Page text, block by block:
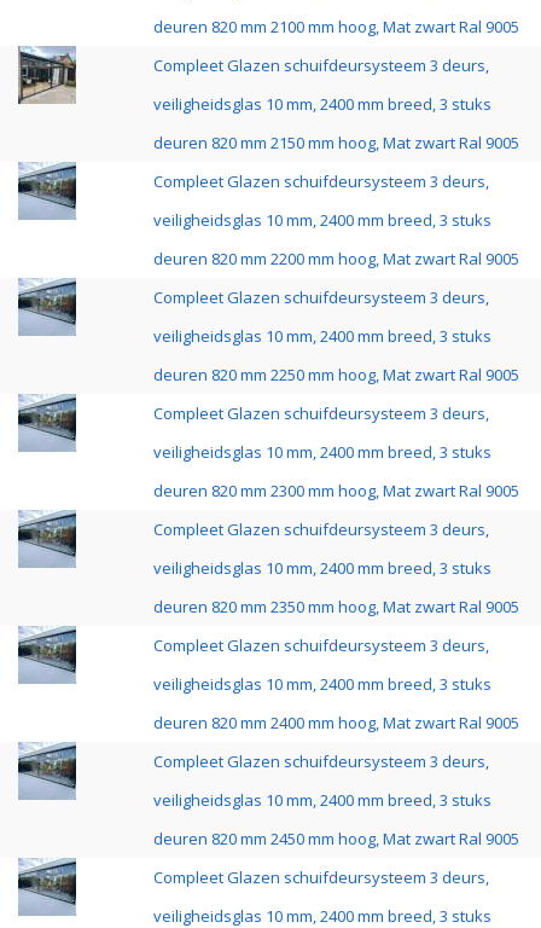
deuren 820 mm 2100 mm hoog, Mat zwart Ral 9005
Compleet Glazen schuifdeursysteem 3 deurs,
veiligheidsglas 10 mm, 2400 mm breed, 3 stuks
deuren 820 mm 2150 mm hoog, Mat zwart Ral 9005
Compleet Glazen schuifdeursysteem 3 deurs,
veiligheidsglas 10 mm, 2400 mm breed, 3 stuks
deuren 820 mm 2200 mm hoog, Mat zwart Ral 9005
Compleet Glazen schuifdeursysteem 3 deurs,
veiligheidsglas 10 mm, 2400 mm breed, 3 stuks
deuren 820 mm 2250 mm hoog, Mat zwart Ral 9005
Compleet Glazen schuifdeursysteem 3 deurs,
veiligheidsglas 10 mm, 2400 mm breed, 3 stuks
deuren 820 mm 2300 mm hoog, Mat zwart Ral 9005
Compleet Glazen schuifdeursysteem 3 deurs,
veiligheidsglas 10 mm, 2400 mm breed, 3 stuks
deuren 820 mm 2350 mm hoog, Mat zwart Ral 9005
Compleet Glazen schuifdeursysteem 3 deurs,
veiligheidsglas 10 mm, 2400 mm breed, 3 stuks
deuren 820 mm 2400 mm hoog, Mat zwart Ral 9005
Compleet Glazen schuifdeursysteem 3 deurs,
veiligheidsglas 10 mm, 2400 mm breed, 3 stuks
deuren 820 mm 2450 mm hoog, Mat zwart Ral 9005
Compleet Glazen schuifdeursysteem 3 deurs,
veiligheidsglas 10 mm, 2400 mm breed, 3 stuks